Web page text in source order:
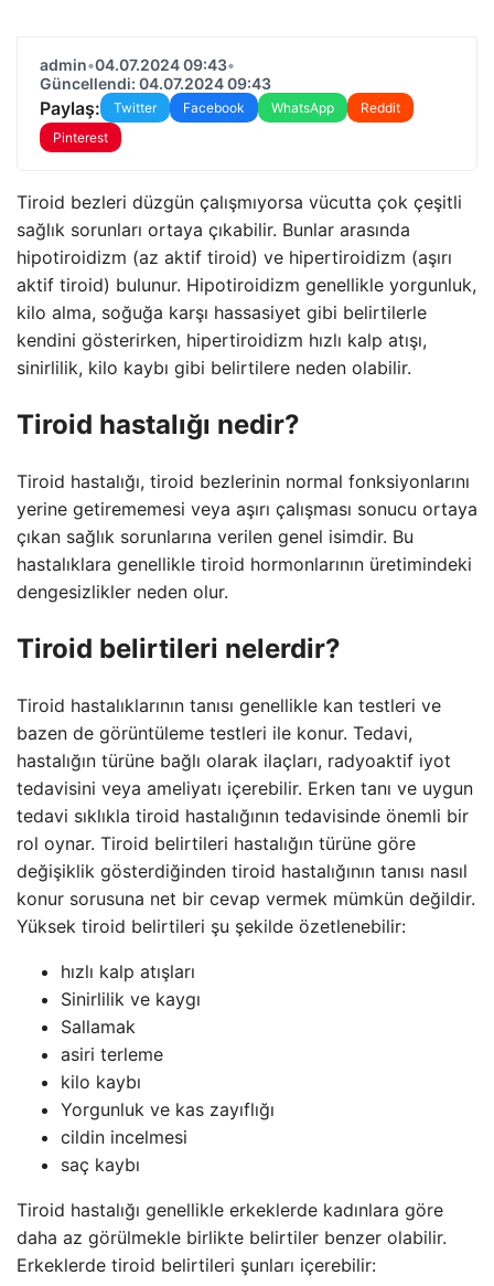
admin•04.07.2024 09:43•
Güncellendi: 04.07.2024 09:43
Paylaş: Twitter Facebook WhatsApp
Reddit
Pinterest
Tiroid bezleri düzgün çalışmıyorsa vücutta çok çeşitli
sağlık sorunları ortaya çıkabilir. Bunlar arasında
hipotiroidizm (az aktif tiroid) ve hipertiroidizm (aşırı
aktif tiroid) bulunur. Hipotiroidizm genellikle yorgunluk,
kilo alma, soğuğa karşı hassasiyet gibi belirtilerle
kendini gösterirken, hipertiroidizm hızlı kalp atışı,
sinirlilik, kilo kaybı gibi belirtilere neden olabilir.
Tiroid hastalığı nedir?
Tiroid hastalığı, tiroid bezlerinin normal fonksiyonlarını
yerine getirememesi veya aşırı çalışması sonucu ortaya
çıkan sağlık sorunlarına verilen genel isimdir. Bu
hastalıklara genellikle tiroid hormonlarının üretimindeki
dengesizlikler neden olur.
Tiroid belirtileri nelerdir?
Tiroid hastalıklarının tanısı genellikle kan testleri ve
bazen de görüntüleme testleri ile konur. Tedavi,
hastalığın türüne bağlı olarak ilaçları, radyoaktif iyot
tedavisini veya ameliyatı içerebilir. Erken tanı ve uygun
tedavi sıklıkla tiroid hastalığının tedavisinde önemli bir
rol oynar. Tiroid belirtileri hastalığın türüne göre
değişiklik gösterdiğinden tiroid hastalığının tanısı nasıl
konur sorusuna net bir cevap vermek mümkün değildir.
Yüksek tiroid belirtileri şu şekilde özetlenebilir:
hızlı kalp atışları
Sinirlilik ve kaygı
Sallamak
asiri terleme
kilo kaybı
Yorgunluk ve kas zayıflığı
cildin incelmesi
saç kaybı
Tiroid hastalığı genellikle erkeklerde kadınlara göre
daha az görülmekle birlikte belirtiler benzer olabilir.
Erkeklerde tiroid belirtileri şunları içerebilir: